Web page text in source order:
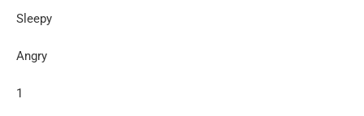
Sleepy
Angry
1